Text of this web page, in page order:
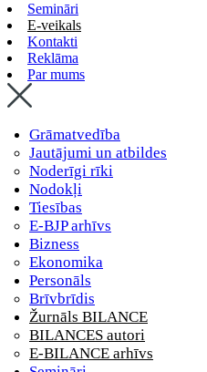
Semināri
E-veikals
Kontakti
Reklāma
Par mums
Grāmatvedība
Jautājumi un atbildes
Noderīgi rīki
Nodokļi
Tiesības
E-BJP arhīvs
Bizness
Ekonomika
Personāls
Brīvbrīdis
Žurnāls BILANCE
BILANCES autori
E-BILANCE arhīvs